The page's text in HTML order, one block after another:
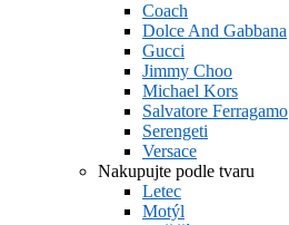
Coach
Dolce And Gabbana
Gucci
Jimmy Choo
Michael Kors
Salvatore Ferragamo
Serengeti
Versace
Nakupujte podle tvaru
Letec
Motýl